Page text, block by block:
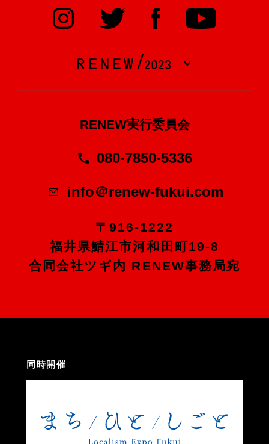
RENEW実行委員会
080-7850-5336
info＠renew-fukui.com
〒916-1222
福井県鯖江市河和田町19-8
合同会社ツギ内 RENEW事務局宛
同時開催